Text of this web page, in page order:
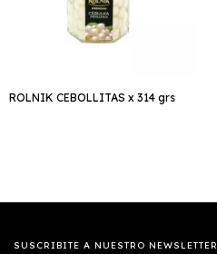
ROLNIK CEBOLLITAS x 314 grs
SUSCRIBITE A NUESTRO NEWSLETTER